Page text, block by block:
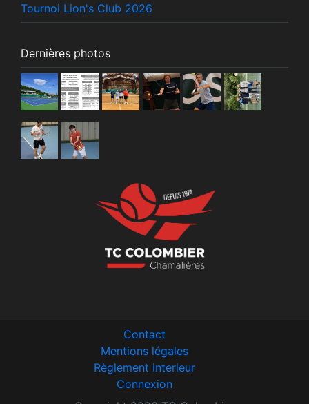
Tournoi Lion's Club 2026
Dernières photos
Contact
Mentions légales
Règlement interieur
Connexion